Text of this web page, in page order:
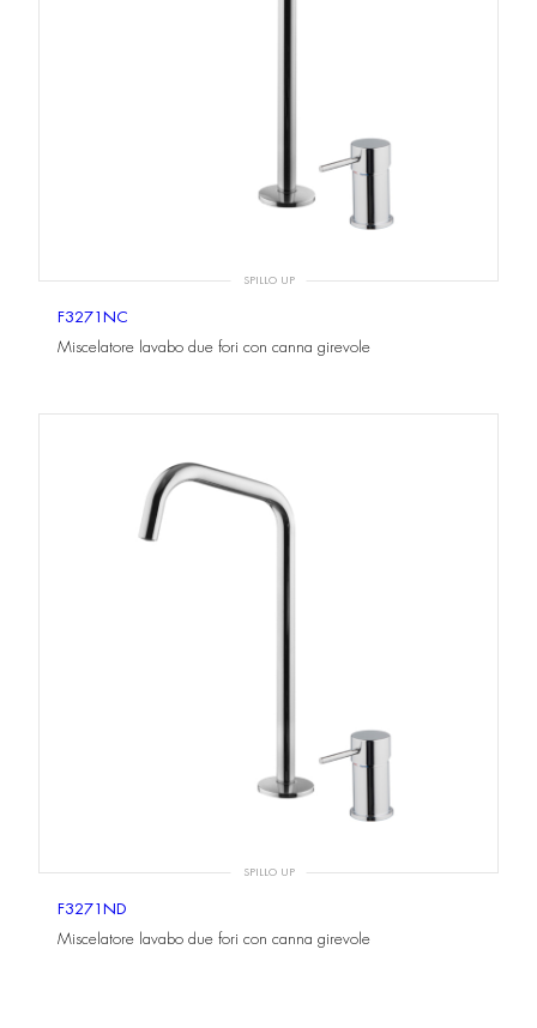
SPILLO UP
F3271NC
Miscelatore lavabo due fori con canna girevole
SPILLO UP
F3271ND
Miscelatore lavabo due fori con canna girevole